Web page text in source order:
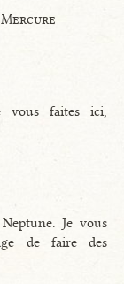
vous faites ici,
Je vous
de faire des